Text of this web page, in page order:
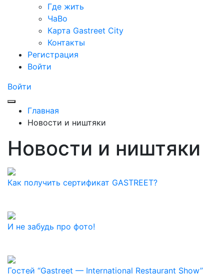
Где жить
ЧаВо
Карта Gastreet City
Контакты
Регистрация
Войти
Войти
Главная
Новости и ништяки
Новости и ништяки
Как получить сертификат GASTREET?
И не забудь про фото!
Гостей “Gastreet — International Restaurant Show”